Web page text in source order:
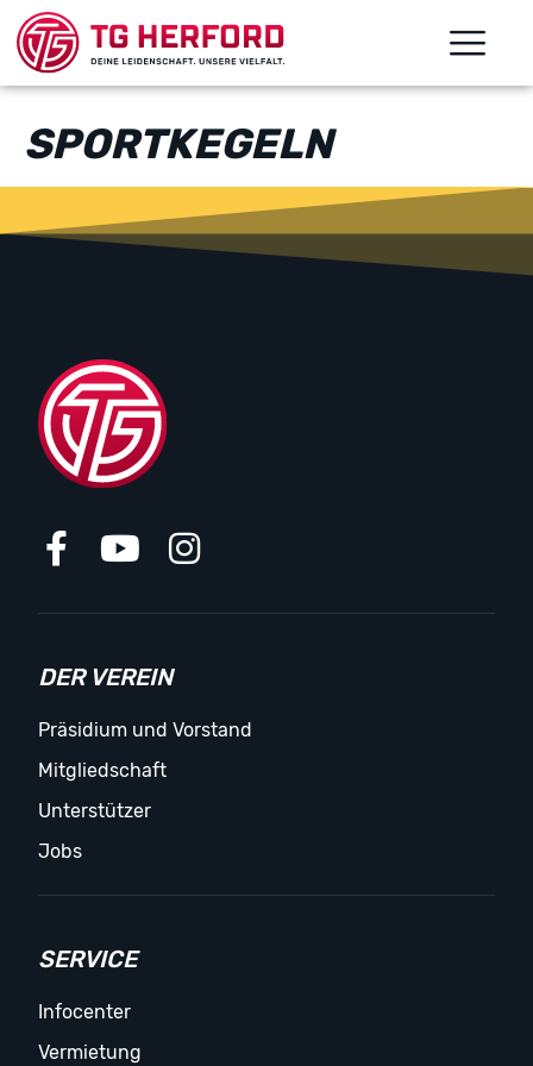
SPORTKEGELN
DER VEREIN
Präsidium und Vorstand
Mitgliedschaft
Unterstützer
Jobs
SERVICE
Infocenter
Vermietung